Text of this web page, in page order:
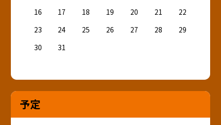
16
17 18 19 20 21
22
23
24 25 26 27 28
29
30
31
予定